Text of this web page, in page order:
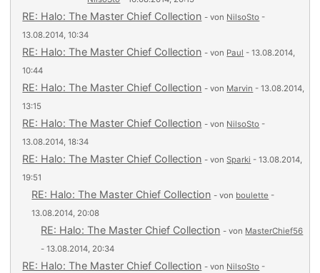
RE: Halo: The Master Chief Collection - von NilsoSto -
13.08.2014, 10:34
RE: Halo: The Master Chief Collection - von Paul - 13.08.2014,
10:44
RE: Halo: The Master Chief Collection - von Marvin - 13.08.2014,
13:15
RE: Halo: The Master Chief Collection - von NilsoSto -
13.08.2014, 18:34
RE: Halo: The Master Chief Collection - vonSparki - 13.08.2014,
19:51
RE: Halo: The Master Chief Collection - von boulette -
13.08.2014, 20:08
RE: Halo: The Master Chief Collection - von MasterChief56
- 13.08.2014, 20:34
RE: Halo: The Master Chief Collection - von NilsoSto -